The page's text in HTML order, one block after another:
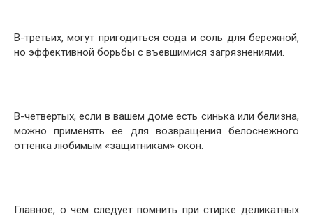
В-третьих, могут пригодиться сода и соль для бережной,
но эффективной борьбы с въевшимися загрязнениями.
В-четвертых, если в вашем доме есть синька или белизна,
можно применять ее для возвращения белоснежного
оттенка любимым «защитникам» окон.
Главное, о чем следует помнить при стирке деликатных